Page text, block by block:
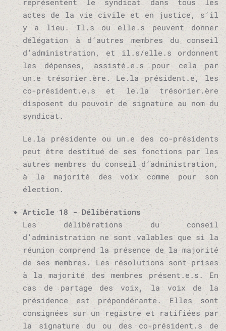
actes de la vie civile et en justice, s’il
y a lieu. Il.s ou elle.s peuvent donner
délégation à d’autres membres du conseil
d’administration, et il.s/elle.s ordonnent
les dépenses, assisté.e.s pour cela par
un.e trésorier.ère. Le.la président.e, les
co-président.e.s et le.la trésorier.ère
disposent du pouvoir de signature au nom du
syndicat.
Le.la présidente ou un.e des co-présidents
peut être destitué de ses fonctions par les
autres membres du conseil d’administration,
à la majorité des voix comme pour son
élection.
Article 18 - Délibérations
Les délibérations du conseil
d’administration ne sont valables que si la
réunion comprend la présence de la majorité
de ses membres. Les résolutions sont prises
à la majorité des membres présent.e.s. En
cas de partage des voix, la voix de la
présidence est prépondérante. Elles sont
consignées sur un registre et ratifiées par
la signature du ou des co-président.s de